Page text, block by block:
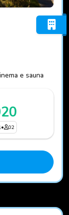
e sauna
• 02